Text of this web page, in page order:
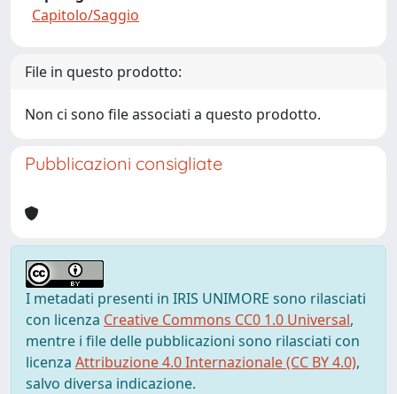
Capitolo/Saggio
File in questo prodotto:
Non ci sono file associati a questo prodotto.
Pubblicazioni consigliate
I metadati presenti in IRIS UNIMORE sono rilasciati
con licenza Creative Commons CC0 1.0 Universal,
mentre i file delle pubblicazioni sono rilasciati con
licenza Attribuzione 4.0 Internazionale (CC BY 4.0),
salvo diversa indicazione.